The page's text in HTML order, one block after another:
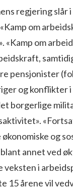
regjering
om
«Kamp om
pensjonister
og konflikter
borgerlige
og
annet ved
veksten i
15 årene vil